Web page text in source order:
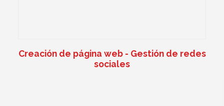
Creación de página web - Gestión de redes
sociales